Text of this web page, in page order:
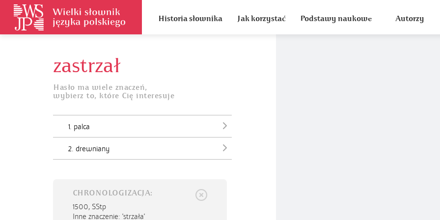
Historia słownika Jak korzystać Podstawy naukowe Autorzy
zastrzał
Hasło ma wiele znaczeń,
wybierz to, które Cię interesuje
1. palca
2. drewniany
CHRONOLOGIZACJA:
1500, SStp
Inne znaczenie: 'strzała'